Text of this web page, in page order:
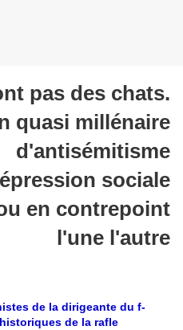
pas des chats.
quasi millénaire
d'antisémitisme
sociale
en contrepoint
l'une l'autre
de la dirigeante du f-
de la rafle